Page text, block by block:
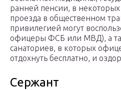
ранней пенсии, в некоторых
проезда в общественном
привилегией могут
офицеры ФСБ или МВД), а
санаториев, в которых
отдохнуть бесплатно, и
Сержант